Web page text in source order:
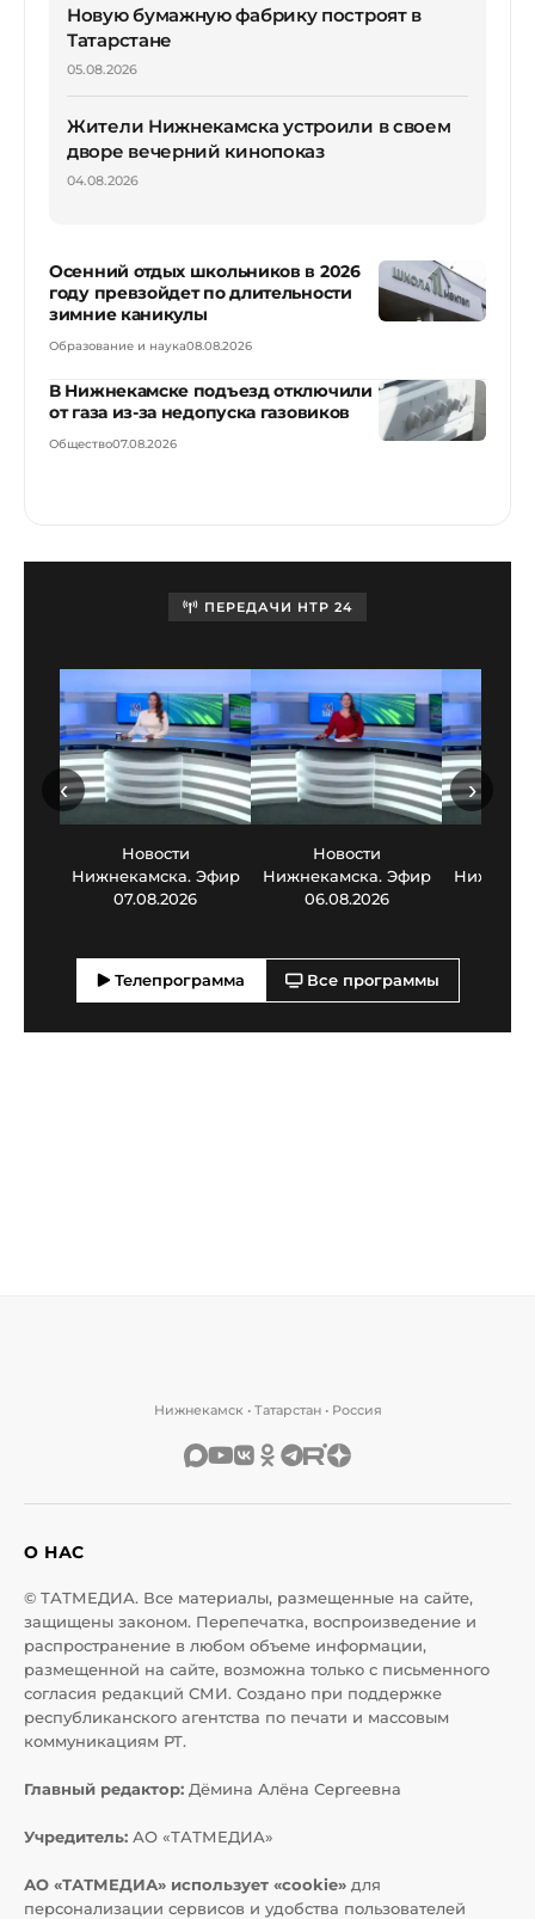
Новую бумажную фабрику построят в
Татарстане
05.08.2026
Жители Нижнекамска устроили в своем
дворе вечерний кинопоказ
04.08.2026
Осенний отдых школьников в 2026
году превзойдет по длительности
зимние каникулы
Образование и наука08.08.2026
В Нижнекамске подъезд отключили
от газа из-за недопуска газовиков
Общество07.08.2026
ПЕРЕДАЧИ НТР 24
Новости
Нижнекамска. Эфир
07.08.2026
Новости
Нижнекамска. Эфир
06.08.2026
‹ ›
Телепрограмма Все программы
Нижнекамск • Татарстан • Россия
О НАС
© ТАТМЕДИА. Все материалы, размещенные на сайте,
защищены законом. Перепечатка, воспроизведение и
распространение в любом объеме информации,
размещенной на сайте, возможна только с письменного
согласия редакций СМИ. Создано при поддержке
республиканского агентства по печати и массовым
коммуникациям РТ.
Главный редактор: Дёмина Алёна Сергеевна
Учредитель: АО «ТАТМЕДИА»
АО «ТАТМЕДИА» использует «cookie» для
персонализации сервисов и удобства пользователей